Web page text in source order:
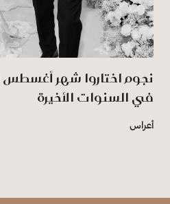
نجوم اختاروا شهر أغسطس
في السنوات الأخيرة
أعراس